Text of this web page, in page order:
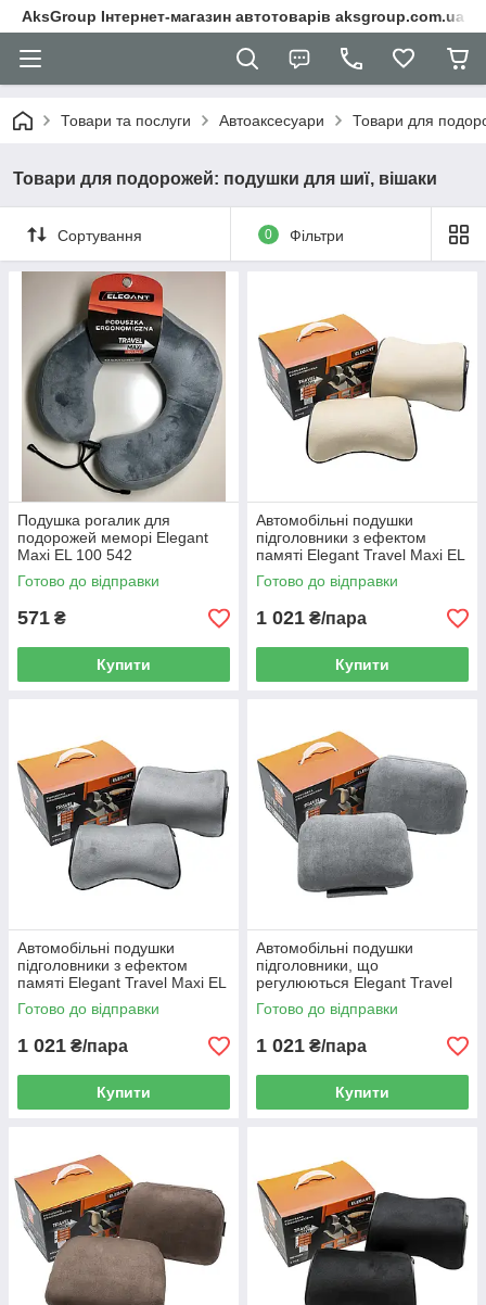
AksGroup Інтернет-магазин автотоварів aksgroup.com.ua
Товари та послуги Автоаксесуари Товари для
Товари для подорожей: подушки для шиї, вішаки
Сортування 0 Фільтри
Подушка рогалик для
подорожей меморі Elegant
Maxi EL 100 542
Готово до відправки
571 ₴
Купити
Автомобільні подушки
підголовники з ефектом
памяті Elegant Travel Maxi EL
700 504 бежеві, 2 шт
Готово до відправки
1 021 ₴/пара
Купити
Автомобільні подушки
підголовники з ефектом
памяті Elegant Travel Maxi EL
700 503 сірого кольору, 2 шт
Готово до відправки
1 021 ₴/пара
Купити
Автомобільні подушки
підголовники, що
регулюються Elegant Travel
Maxi EL 700 513м сірі, 2 шт
Готово до відправки
1 021 ₴/пара
Купити